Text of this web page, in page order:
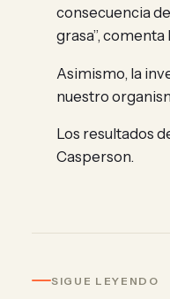
consecuencia
grasa”,
Asimismo, la
nuestro
Los resultados
Casperson.
SIGUE LEYENDO